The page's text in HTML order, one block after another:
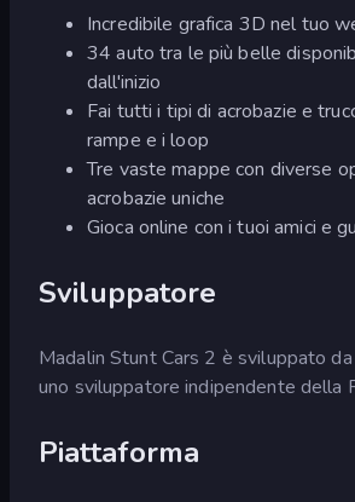
Incredibile grafica 3D nel tuo
34 auto tra le più belle
dall'inizio
Fai tutti i tipi di acrobazie e
rampe e i loop
Tre vaste mappe con diverse
acrobazie uniche
Gioca online con i tuoi amici e
Sviluppatore
Madalin Stunt Cars 2 è sviluppato
uno sviluppatore indipendente della
Piattaforma